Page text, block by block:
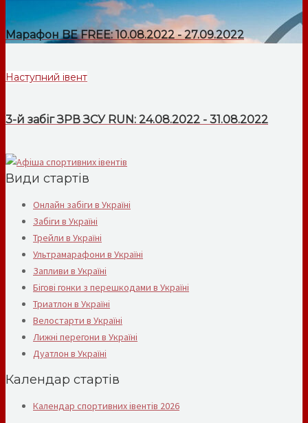
Марафон BE FREE: 10.08.2022 - 27.09.2022
Наступний івент
3-й забіг ЗРВ ЗСУ RUN: 24.08.2022 - 31.08.2022
Види стартів
Онлайн забіги в Україні
Забіги в Україні
Трейли в Україні
Ультрамарафони в Україні
Запливи в Україні
Бігові гонки з перешкодами в Україні
Триатлон в Україні
Велостарти в Україні
Лижні перегони в Україні
Дуатлон в Україні
Календар стартів
Календар спортивних івентів 2026